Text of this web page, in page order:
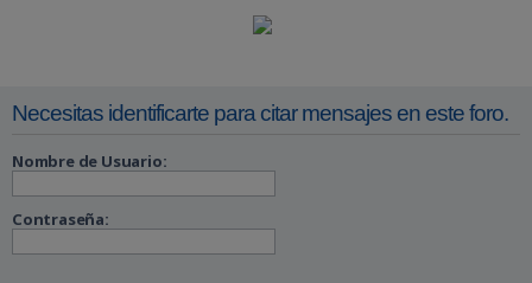
Necesitas identificarte para citar mensajes en este foro.
Nombre de Usuario:
Contraseña: